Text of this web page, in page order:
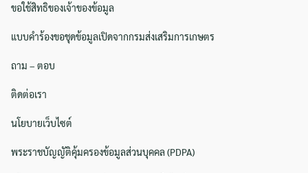
ขอใช้สิทธิของเจ้าของข้อมูล
แบบคำร้องขอชุดข้อมูลเปิดจากกรมส่งเสริมการเกษตร
ถาม – ตอบ
ติดต่อเรา
นโยบายเว็บไซต์
พระราชบัญญัติคุ้มครองข้อมูลส่วนบุคคล (PDPA)